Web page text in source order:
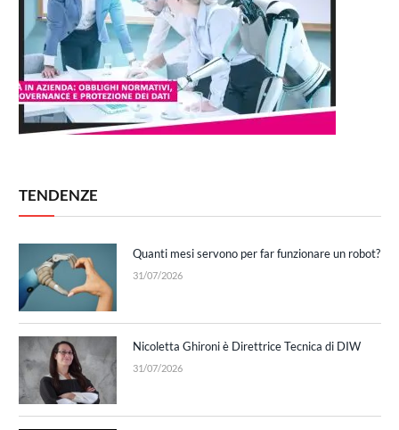
TENDENZE
Quanti mesi servono per far funzionare un robot?
31/07/2026
Nicoletta Ghironi è Direttrice Tecnica di DIW
31/07/2026